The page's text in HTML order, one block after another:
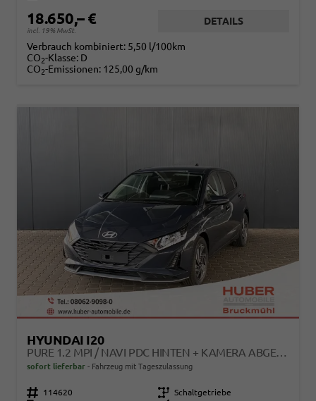
18.650,– €
incl. 19% MwSt.
DETAILS
Verbrauch kombiniert: 5,50 l/100km
CO2-Klasse: D
CO2-Emissionen: 125,00 g/km
HYUNDAI I20
PURE 1.2 MPI / NAVI PDC HINTEN + KAMERA ABGEDUNKELTE SCHEIBEN TEMPOMAT ALU 16"
sofort lieferbar Fahrzeug mit Tageszulassung
Fahrzeugnr. 114620 Getriebe Schaltgetriebe